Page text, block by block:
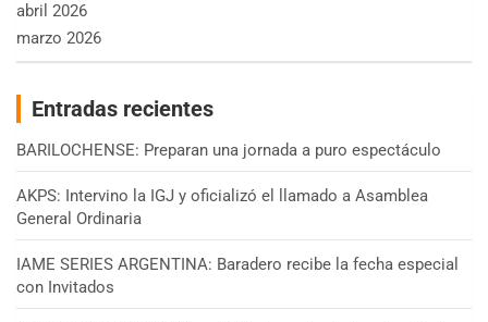
abril 2026
marzo 2026
Entradas recientes
BARILOCHENSE: Preparan una jornada a puro espectáculo
AKPS: Intervino la IGJ y oficializó el llamado a Asamblea
General Ordinaria
IAME SERIES ARGENTINA: Baradero recibe la fecha especial
con Invitados